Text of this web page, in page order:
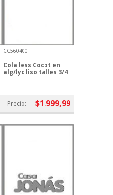
CC560400
Cola less Cocot en
alg/lyc liso talles 3/4
Precio: $1.999,99